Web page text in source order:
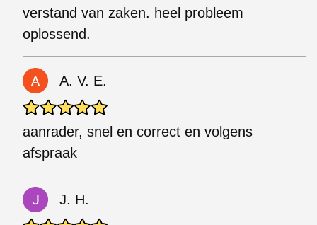
verstand van zaken. heel probleem
oplossend.
A. V. E.
aanrader, snel en correct en volgens
afspraak
J. H.